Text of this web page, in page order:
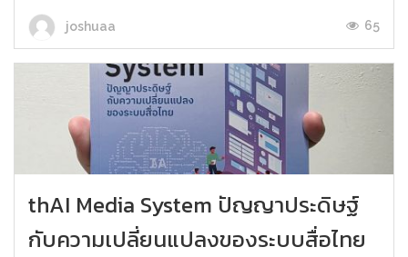
joshuaa 65
thAI Media System ปัญญาประดิษฐ์
กับความเปลี่ยนแปลงของระบบสื่อไทย